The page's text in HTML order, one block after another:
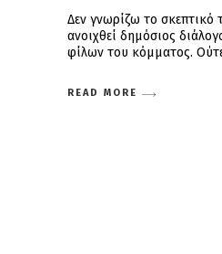
Δεν γνωρίζω το σκεπτικό
ανοιχθεί δημόσιος
φίλων του κόμματος.
READ MORE